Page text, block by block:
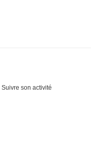
Suivre son activité